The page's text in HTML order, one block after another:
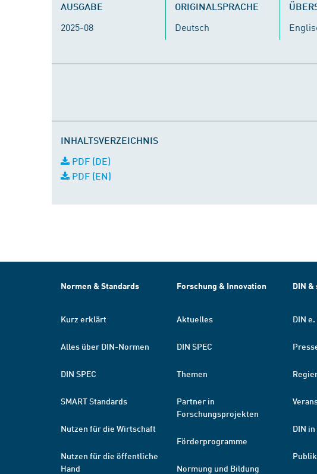
AUSGABE
2025-08
ORIGINALSPRACHE
Deutsch
INHALTSVERZEICHNIS
PDF (DE)
PDF (EN)
Normen & Standards
Kurz erklärt
Alles über DIN-Normen
DIN SPEC
SMART Standards
Nutzen für die Wirtschaft
Nutzen für die öffentliche
Hand
Forschung & Innovation
Aktuelles
DIN SPEC
Themen
Partner in
Forschungsprojekten
Förderprogramme
Normung und Bildung
DIN
DIN e.
DIN